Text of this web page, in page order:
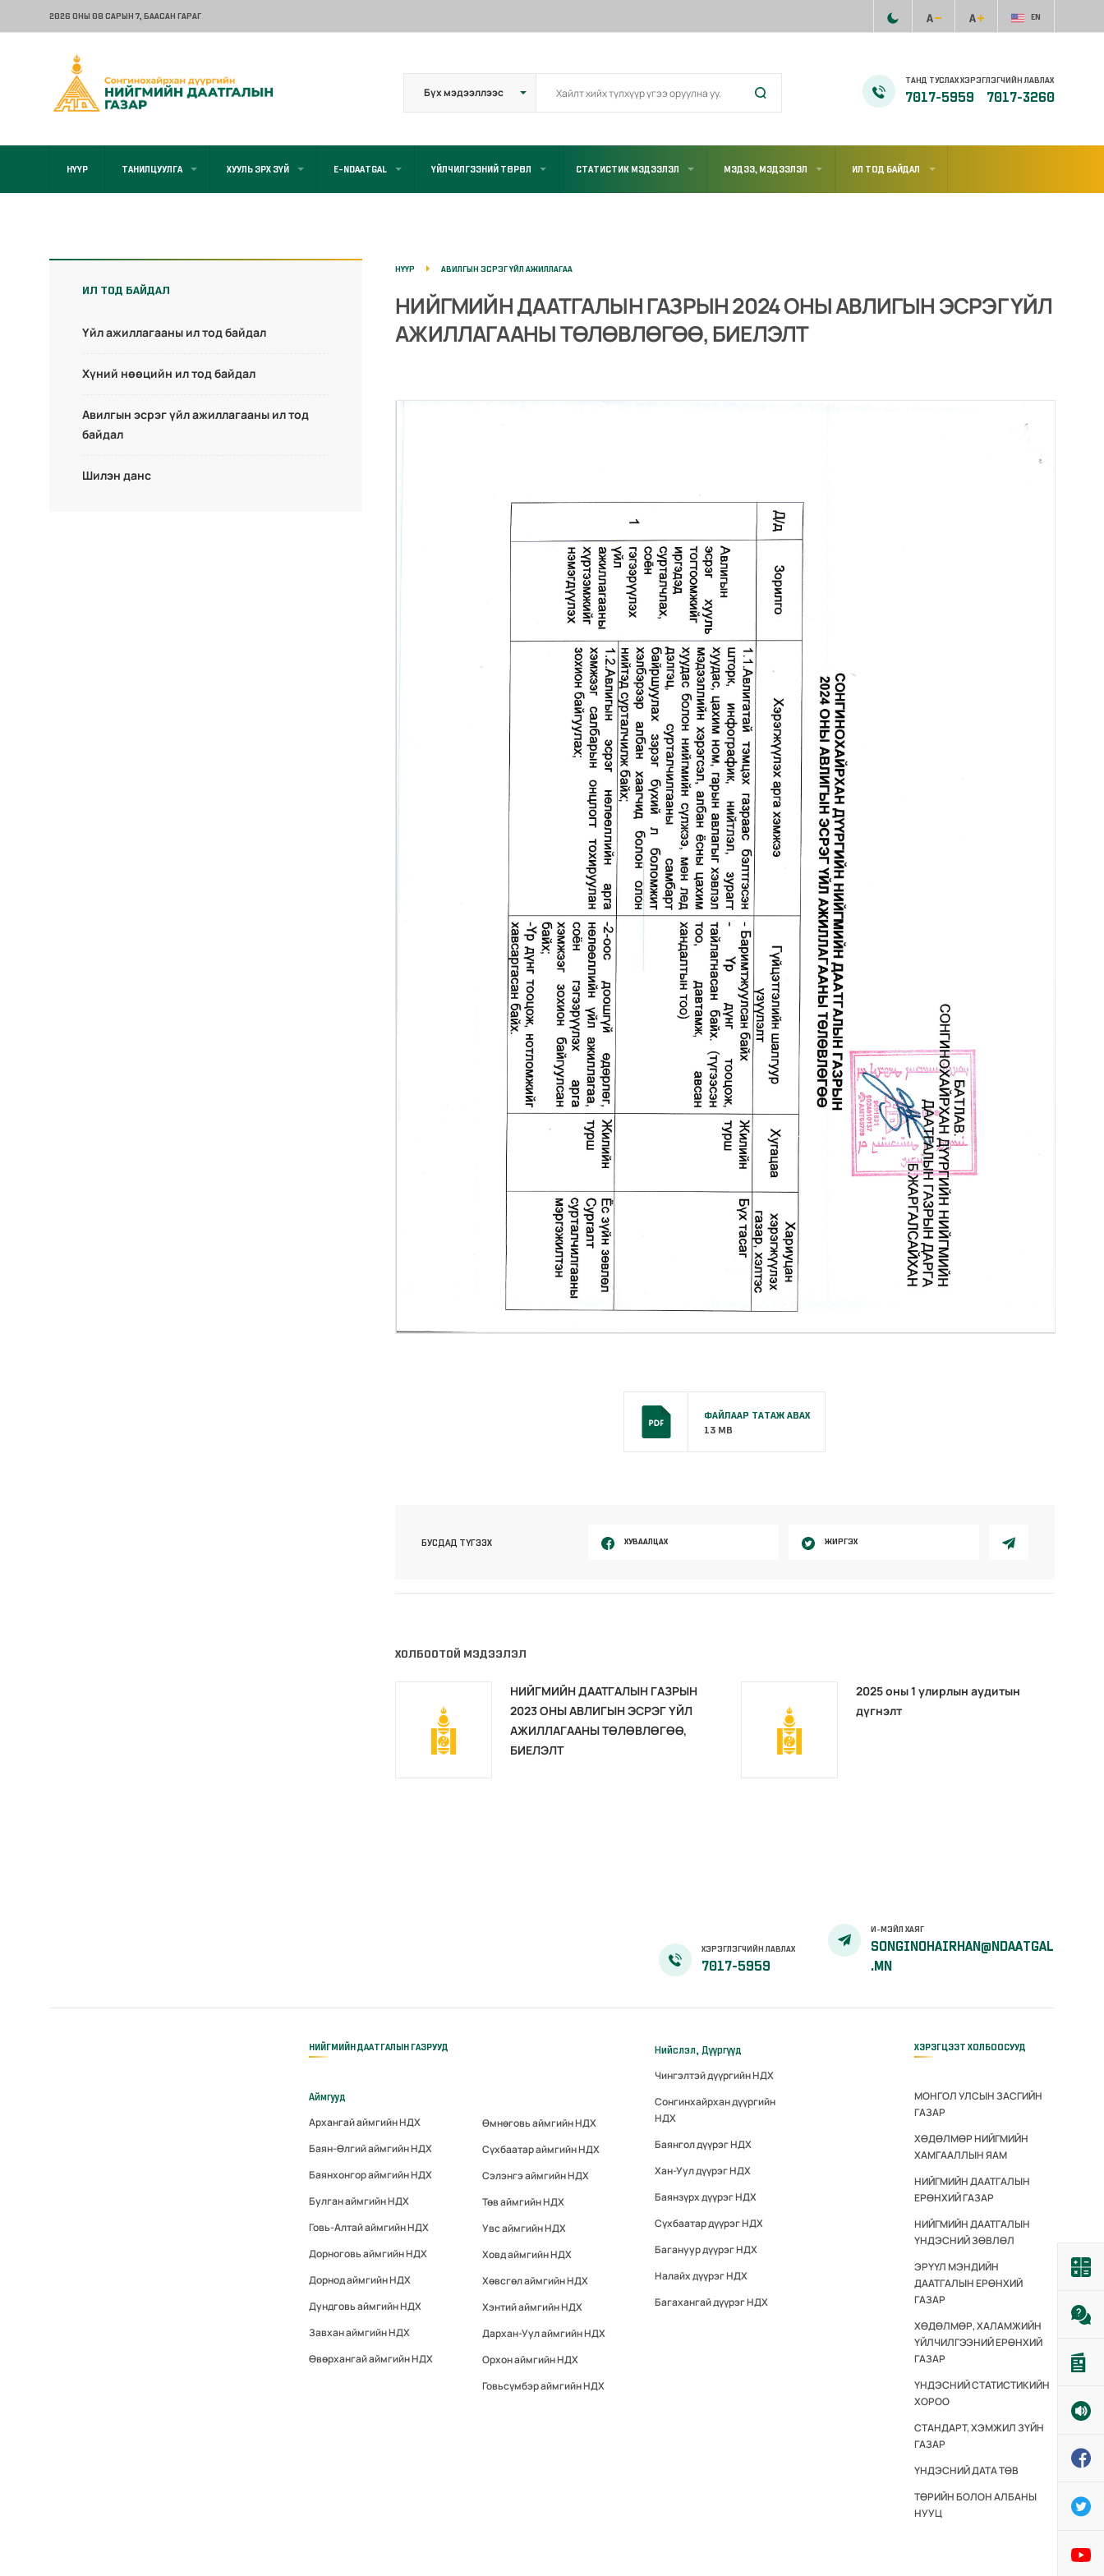
2026 ОНЫ 08 САРЫН 7, БААСАН ГАРАГ EN
ТАНД ТУСЛАХ ХЭРЭГЛЭГЧИЙН ЛАВЛАХ
7017-5959 7017-3260
НҮҮР ТАНИЛЦУУЛГА ХУУЛЬ ЭРХ ЗҮЙ E-NDAATGAL ҮЙЛЧИЛГЭЭНИЙ ТӨРӨЛ СТАТИСТИК МЭДЭЭЛЭЛ МЭДЭЭ, МЭДЭЭЛЭЛ ИЛ ТОД БАЙДАЛ
ИЛ ТОД БАЙДАЛ
Үйл ажиллагааны ил тод байдал
Хүний нөөцийн ил тод байдал
Авилгын эсрэг үйл ажиллагааны ил тод
байдал
Шилэн данс
НҮҮР АВИЛГЫН ЭСРЭГ ҮЙЛ АЖИЛЛАГАА
НИЙГМИЙН ДААТГАЛЫН ГАЗРЫН 2024 ОНЫ АВЛИГЫН ЭСРЭГ ҮЙЛ
АЖИЛЛАГААНЫ ТӨЛӨВЛӨГӨӨ, БИЕЛЭЛТ
ФАЙЛААР ТАТАЖ АВАХ
13 MB
БУСДАД ТҮГЭЭХ ХУВААЛЦАХ ЖИРГЭХ
ХОЛБООТОЙ МЭДЭЭЛЭЛ
НИЙГМИЙН ДААТГАЛЫН ГАЗРЫН
2023 ОНЫ АВЛИГЫН ЭСРЭГ ҮЙЛ
АЖИЛЛАГААНЫ ТӨЛӨВЛӨГӨӨ,
БИЕЛЭЛТ
2025 оны 1 улирлын аудитын
дүгнэлт
ХЭРЭГЛЭГЧИЙН ЛАВЛАХ
7017-5959
И-МЭЙЛ ХАЯГ
SONGINOHAIRHAN@NDAATGAL
.MN
НИЙГМИЙН ДААТГАЛЫН ГАЗРУУД
Аймгууд
Архангай аймгийн НДХ
Баян-Өлгий аймгийн НДХ
Баянхонгор аймгийн НДХ
Булган аймгийн НДХ
Говь-Алтай аймгийн НДХ
Дорноговь аймгийн НДХ
Дорнод аймгийн НДХ
Дундговь аймгийн НДХ
Завхан аймгийн НДХ
Өвөрхангай аймгийн НДХ
Өмнөговь аймгийн НДХ
Сүхбаатар аймгийн НДХ
Сэлэнгэ аймгийн НДХ
Төв аймгийн НДХ
Увс аймгийн НДХ
Ховд аймгийн НДХ
Хөвсгөл аймгийн НДХ
Хэнтий аймгийн НДХ
Дархан-Уул аймгийн НДХ
Орхон аймгийн НДХ
Говьсүмбэр аймгийн НДХ
Нийслэл, Дүүргүүд
Чингэлтэй дүүргийн НДХ
Сонгинхайрхан дүүргийн
НДХ
Баянгол дүүрэг НДХ
Хан-Уул дүүрэг НДХ
Баянзүрх дүүрэг НДХ
Сүхбаатар дүүрэг НДХ
Багануур дүүрэг НДХ
Налайх дүүрэг НДХ
Багахангай дүүрэг НДХ
ХЭРЭГЦЭЭТ ХОЛБООСУУД
МОНГОЛ УЛСЫН ЗАСГИЙН
ГАЗАР
ХӨДӨЛМӨР НИЙГМИЙН
ХАМГААЛЛЫН ЯАМ
НИЙГМИЙН ДААТГАЛЫН
ЕРӨНХИЙ ГАЗАР
НИЙГМИЙН ДААТГАЛЫН
ҮНДЭСНИЙ ЗӨВЛӨЛ
ЭРҮҮЛ МЭНДИЙН
ДААТГАЛЫН ЕРӨНХИЙ
ГАЗАР
ХӨДӨЛМӨР, ХАЛАМЖИЙН
ҮЙЛЧИЛГЭЭНИЙ ЕРӨНХИЙ
ГАЗАР
ҮНДЭСНИЙ СТАТИСТИКИЙН
ХОРОО
СТАНДАРТ, ХЭМЖИЛ ЗҮЙН
ГАЗАР
ҮНДЭСНИЙ ДАТА ТӨВ
ТӨРИЙН БОЛОН АЛБАНЫ
НУУЦ